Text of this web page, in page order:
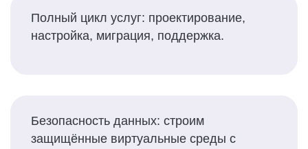
Полный цикл услуг: проектирование,
настройка, миграция, поддержка.
Безопасность данных: строим
защищённые виртуальные среды с